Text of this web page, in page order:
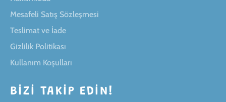
Mesafeli Satış Sözleşmesi
Teslimat ve İade
Gizlilik Politikası
Kullanım Koşulları
BIZI TAKIP EDIN!